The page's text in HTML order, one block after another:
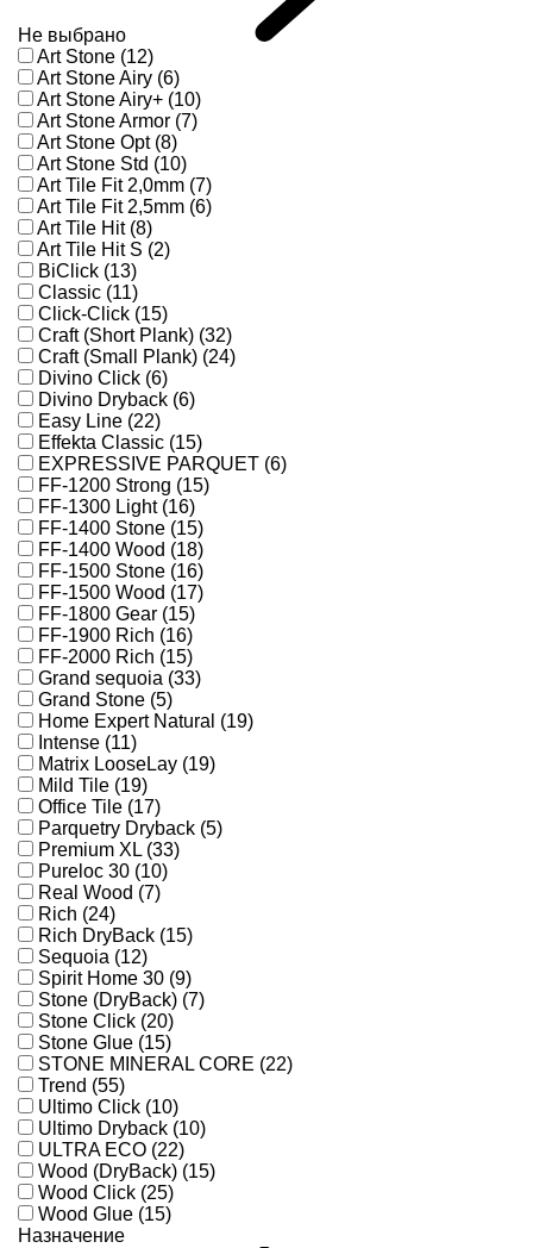
Не выбрано
Art Stone (12)
Art Stone Airy (6)
Art Stone Airy+ (10)
Art Stone Armor (7)
Art Stone Opt (8)
Art Stone Std (10)
Art Tile Fit 2,0mm (7)
Art Tile Fit 2,5mm (6)
Art Tile Hit (8)
Art Tile Hit S (2)
BiClick (13)
Classic (11)
Click-Click (15)
Craft (Short Plank) (32)
Craft (Small Plank) (24)
Divino Click (6)
Divino Dryback (6)
Easy Line (22)
Effekta Classic (15)
EXPRESSIVE PARQUET (6)
FF-1200 Strong (15)
FF-1300 Light (16)
FF-1400 Stone (15)
FF-1400 Wood (18)
FF-1500 Stone (16)
FF-1500 Wood (17)
FF-1800 Gear (15)
FF-1900 Rich (16)
FF-2000 Rich (15)
Grand sequoia (33)
Grand Stone (5)
Home Expert Natural (19)
Intense (11)
Matrix LooseLay (19)
Mild Tile (19)
Office Tile (17)
Parquetry Dryback (5)
Premium XL (33)
Pureloc 30 (10)
Real Wood (7)
Rich (24)
Rich DryBack (15)
Sequoia (12)
Spirit Home 30 (9)
Stone (DryBack) (7)
Stone Click (20)
Stone Glue (15)
STONE MINERAL CORE (22)
Trend (55)
Ultimo Click (10)
Ultimo Dryback (10)
ULTRA ECO (22)
Wood (DryBack) (15)
Wood Click (25)
Wood Glue (15)
Назначение